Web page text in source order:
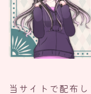
当サイトで配布